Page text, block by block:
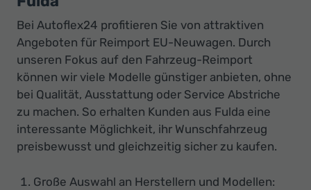
Bei Autoflex24 profitieren Sie von attraktiven
Angeboten für Reimport EU-Neuwagen. Durch
unseren Fokus auf den Fahrzeug-Reimport
können wir viele Modelle günstiger anbieten, ohne
bei Qualität, Ausstattung oder Service Abstriche
zu machen. So erhalten Kunden aus Fulda eine
interessante Möglichkeit, ihr Wunschfahrzeug
preisbewusst und gleichzeitig sicher zu kaufen.
Große Auswahl an Herstellern und Modellen: